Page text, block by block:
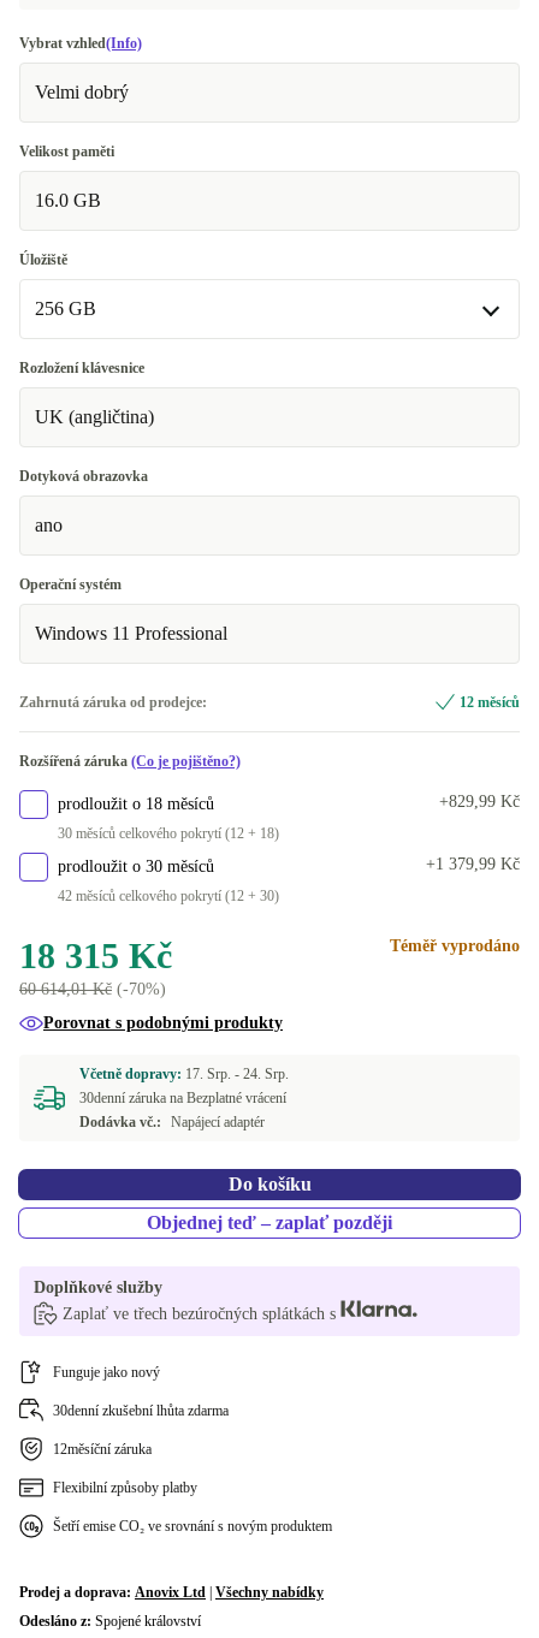
Vybrat vzhled(Info)
Velmi dobrý
Velikost paměti
16.0 GB
Úložiště
256 GB
256 GB
512 GB
1000 GB
Rozložení klávesnice
UK (angličtina)
Dotyková obrazovka
ano
Operační systém
Windows 11 Professional
Zahrnutá záruka od prodejce: 12 měsíců
Rozšířená záruka (Co je pojištěno?)
prodloužit o 18 měsíců
30 měsíců celkového pokrytí (12 + 18)
+829,99 Kč
prodloužit o 30 měsíců
42 měsíců celkového pokrytí (12 + 30)
+1 379,99 Kč
18 315 Kč
60 614,01 Kč (-70%)
Téměř vyprodáno
Porovnat s podobnými produkty
Včetně dopravy: 17. Srp. - 24. Srp.
30denní záruka na Bezplatné vrácení
Dodávka vč.:
Napájecí adaptér
Do košíku
Objednej teď – zaplať později
Doplňkové služby
Zaplať ve třech bezúročných splátkách s
Funguje jako nový
30denní zkušební lhůta zdarma
12měsíční záruka
Flexibilní způsoby platby
Šetří emise CO₂ ve srovnání s novým produktem
Prodej a doprava: Anovix Ltd Všechny nabídky
Odesláno z: Spojené království